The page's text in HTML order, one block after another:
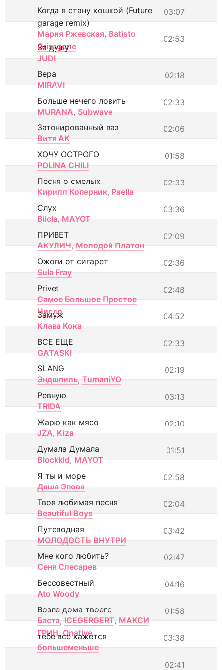
03:07
Когда я стану кошкой (Future
garage remix)
Мария Ржевская, Batisto
Grisagone
02:53
За душу
JUDI
02:18
Вера
MIRAVI
02:33
Больше нечего ловить
MURANA, Subwave
02:06
Затонированный ваз
Витя АК
01:58
ХОЧУ ОСТРОГО
POLINA CHILI
02:33
Песня о смелых
Кирилл Коперник, Paella
03:36
Слух
Biicla, MAYOT
02:09
ПРИВЕТ
АКУЛИЧ, Молодой Платон
02:36
Ожоги от сигарет
Sula Fray
02:48
Privet
Самое Большое Простое
Число
04:52
Замуж
Клава Кока
02:33
ВСЕ ЕЩЕ
GATASKI
02:19
SLANG
Эндшпиль, TumaniYO
03:13
Ревную
TRIDA
02:10
Жарю как мясо
JZA, Kiza
01:51
Думала Думала
Blockkid, MAYOT
02:58
Я ты и море
Даша Эпова
02:04
Твоя любимая песня
Beautiful Boys
03:42
Путеводная
МОЛОДОСТЬ ВНУТРИ
02:47
Мне кого любить?
Сеня Слесарев
04:16
Бессовестный
Ato Woody
01:58
Возле дома твоего
Баста, ICEGERGERT, МАКСИ
ГРИН, Onative 03:38
тебе все кажется
большеменьше
02:41